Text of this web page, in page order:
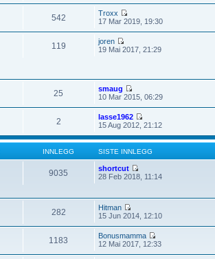
542
Troxx
17 Mar 2019, 19:30
119
joren
19 Mai 2017, 21:29
25
smaug
10 Mar 2015, 06:29
2
lasse1962
15 Aug 2012, 21:12
INNLEGG SISTE INNLEGG
9035
shortcut
28 Feb 2018, 11:14
282
Hitman
15 Jun 2014, 12:10
1183
Bonusmamma
12 Mai 2017, 12:33